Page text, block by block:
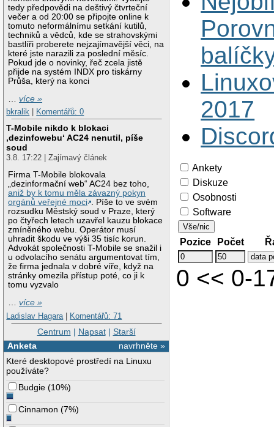
tedy předpovědi na deštivý čtvrteční
večer a od 20:00 se připojte online k
tomuto neformálnímu setkání kutilů,
techniků a vědců, kde se strahovskými
bastlíři proberete nejzajímavější věci, na
které jste narazili za poslední měsíc.
Pokud jde o novinky, řeč zcela jistě
přijde na systém INDX pro tiskárny
Průša, který na konci
…více »
bkralik
Komentářů: 0
T-Mobile nikdo k blokaci
‚dezinfowebu‘ AC24 nenutil, píše
soud
3.8. 17:22 | Zajímavý článek
Firma T-Mobile blokovala
„dezinformační web“ AC24 bez toho,
aniž by k tomu měla závazný pokyn
orgánů veřejné moci . Píše to ve svém
rozsudku Městský soud v Praze, který
po čtyřech letech uzavřel kauzu blokace
zmíněného webu. Operátor musí
uhradit škodu ve výši 35 tisíc korun.
Advokát společnosti T-Mobile se snažil i
u odvolacího senátu argumentovat tím,
že firma jednala v dobré víře, když na
stránky omezila přístup poté, co ji k
tomu vyzvalo
…více »
Ladislav Hagara | Komentářů: 71
Centrum | Napsat| Starší
navrhněte »
Anketa
Které desktopové prostředí na Linuxu
používáte?
Budgie (10%)
Cinnamon (7%)
2017
Ankety
Diskuze
Osobnosti
Software
Vše/nic
Pozice Počet
0 << 0-